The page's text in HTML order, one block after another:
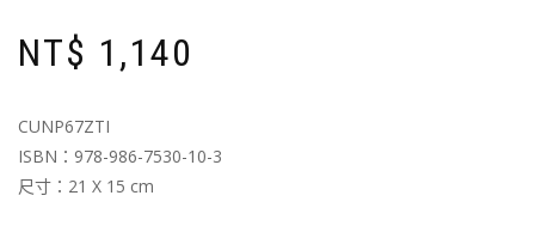
NT$ 1,140
CUNP67ZTI
ISBN：978-986-7530-10-3
尺寸：21 X 15 cm